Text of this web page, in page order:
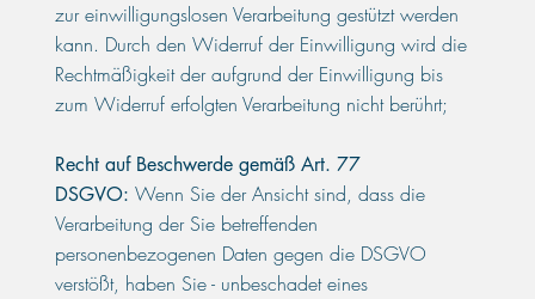
zur einwilligungslosen Verarbeitung gestützt werden
kann. Durch den Widerruf der Einwilligung wird die
Rechtmäßigkeit der aufgrund der Einwilligung bis
zum Widerruf erfolgten Verarbeitung nicht berührt;
Recht auf Beschwerde gemäß Art. 77
DSGVO: Wenn Sie der Ansicht sind, dass die
Verarbeitung der Sie betreffenden
personenbezogenen Daten gegen die DSGVO
verstößt, haben Sie - unbeschadet eines